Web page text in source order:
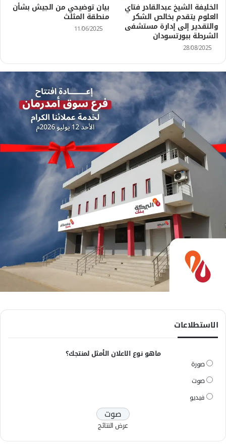
الخليفة الشيخ عبدالقادر فتاي
العلوم يتقدم بخالص الشكر
والتقدير إلى إدارة مستشفى
الشرطة ببورتسودان
28/08/2025
بيان توضيحي من الجيش بشأن
منطقة المثلث
11/06/2025
الاستطلاعات
ماهو نوع الاعلان الأمثل لمنتجك؟
صورة
صوت
فيديو
عرض النتائج